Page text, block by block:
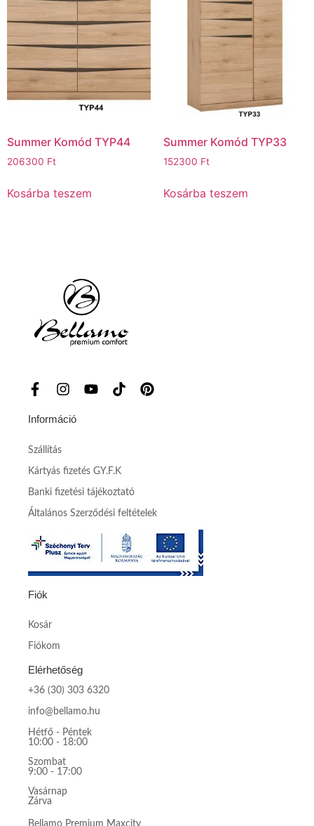
Summer Komód TYP44
206300 Ft
Kosárba teszem
Summer Komód TYP33
152300 Ft
Kosárba teszem
Információ
Szállítás
Kártyás fizetés GY.F.K
Banki fizetési tájékoztató
Általános Szerződési feltételek
Fiók
Kosár
Fiókom
Elérhetőség
+36 (30) 303 6320
info@bellamo.hu
Hétfő - Péntek
10:00 - 18:00
Szombat
9:00 - 17:00
Vasárnap
Zárva
Bellamo Premium Maxcity